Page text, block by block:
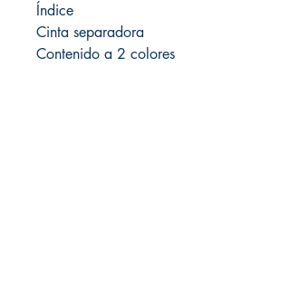
Índice
Cinta separadora
Contenido a 2 colores